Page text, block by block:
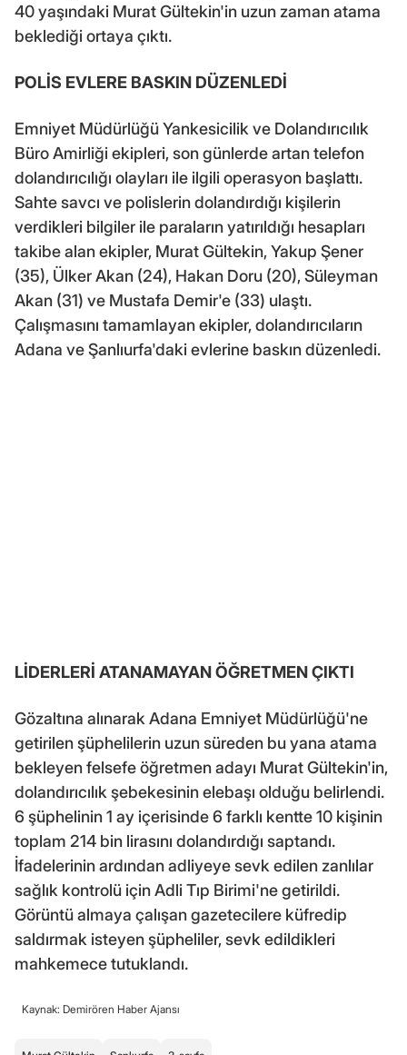
40 yaşındaki Murat Gültekin'in uzun zaman atama
beklediği ortaya çıktı.
POLİS EVLERE BASKIN DÜZENLEDİ
Emniyet Müdürlüğü Yankesicilik ve Dolandırıcılık
Büro Amirliği ekipleri, son günlerde artan telefon
dolandırıcılığı olayları ile ilgili operasyon başlattı.
Sahte savcı ve polislerin dolandırdığı kişilerin
verdikleri bilgiler ile paraların yatırıldığı hesapları
takibe alan ekipler, Murat Gültekin, Yakup Şener
(35), Ülker Akan (24), Hakan Doru (20), Süleyman
Akan (31) ve Mustafa Demir'e (33) ulaştı.
Çalışmasını tamamlayan ekipler, dolandırıcıların
Adana ve Şanlıurfa'daki evlerine baskın düzenledi.
LİDERLERİ ATANAMAYAN ÖĞRETMEN ÇIKTI
Gözaltına alınarak Adana Emniyet Müdürlüğü'ne
getirilen şüphelilerin uzun süreden bu yana atama
bekleyen felsefe öğretmen adayı Murat Gültekin'in,
dolandırıcılık şebekesinin elebaşı olduğu belirlendi.
6 şüphelinin 1 ay içerisinde 6 farklı kentte 10 kişinin
toplam 214 bin lirasını dolandırdığı saptandı.
İfadelerinin ardından adliyeye sevk edilen zanlılar
sağlık kontrolü için Adli Tıp Birimi'ne getirildi.
Görüntü almaya çalışan gazetecilere küfredip
saldırmak isteyen şüpheliler, sevk edildikleri
mahkemece tutuklandı.
Kaynak: Demirören Haber Ajansı